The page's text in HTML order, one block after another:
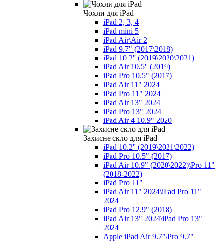
Чохли для iPad
iPad 2, 3, 4
iPad mini 5
iPad Air\Air 2
iPad 9.7" (2017\2018)
iPad 10.2'' (2019\2020\2021)
iPad Air 10.5'' (2019)
iPad Pro 10.5" (2017)
iPad Air 11" 2024
iPad Pro 11" 2024
iPad Air 13" 2024
iPad Pro 13" 2024
iPad Air 4 10.9" 2020
Захисне скло для iPad
iPad 10.2'' (2019\2021\2022)
iPad Pro 10.5" (2017)
iPad Air 10.9" (2020\2022)\Pro 11"
(2018-2022)
iPad Pro 11"
iPad Air 11" 2024\iPad Pro 11"
2024
iPad Pro 12.9" (2018)
iPad Air 13" 2024\iPad Pro 13"
2024
Apple iPad Air 9.7"/Pro 9.7"